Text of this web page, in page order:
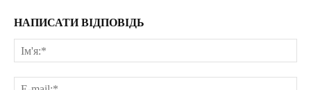
НАПИСАТИ ВІДПОВІДЬ